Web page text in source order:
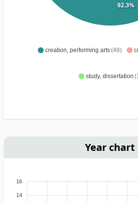
creation, performing arts(48)
study, dissertation
92.3%
Year chart
16
14